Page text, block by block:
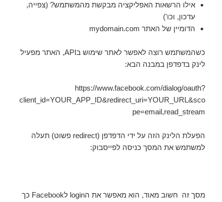
אילו הרשאות האפליקציה מבקשת מהמשתמש? (צפייה,
עדכון, וכו')
הדומיין של האתר mydomain.com
כשהמשתמש רוצה לאפשר לאתר שימוש בAPI, האתר מפעיל
לינק בדפדפן במבנה הבא:
https://www.facebook.com/dialog/oauth?
client_id=YOUR_APP_ID&redirect_uri=YOUR_URL&sco
pe=email,read_stream
הפעלת הלינק הזה על ידי הדפדפן (redirect פשוט) תעלה
למשתמש את המסך כניסה לפייסבוק:
מסך זה חשוב מאוד, הוא מאפשר את הlogin לFacebook כך